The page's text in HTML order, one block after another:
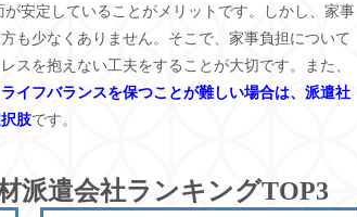
安定していることがメリットです。しかし、家事
も少なくありません。そこで、家事負担について
スを抱えない工夫をすることが大切です。また、
イフバランスを保つことが難しい場合は、派遣社
肢です。
派遣会社ランキングTOP3